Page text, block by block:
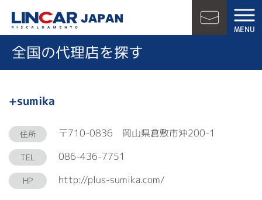
MENU
全国の代理店を探す
+sumika
住所 〒710-0836 岡山県倉敷市沖200-1
TEL 086-436-7751
HP http://plus-sumika.com/